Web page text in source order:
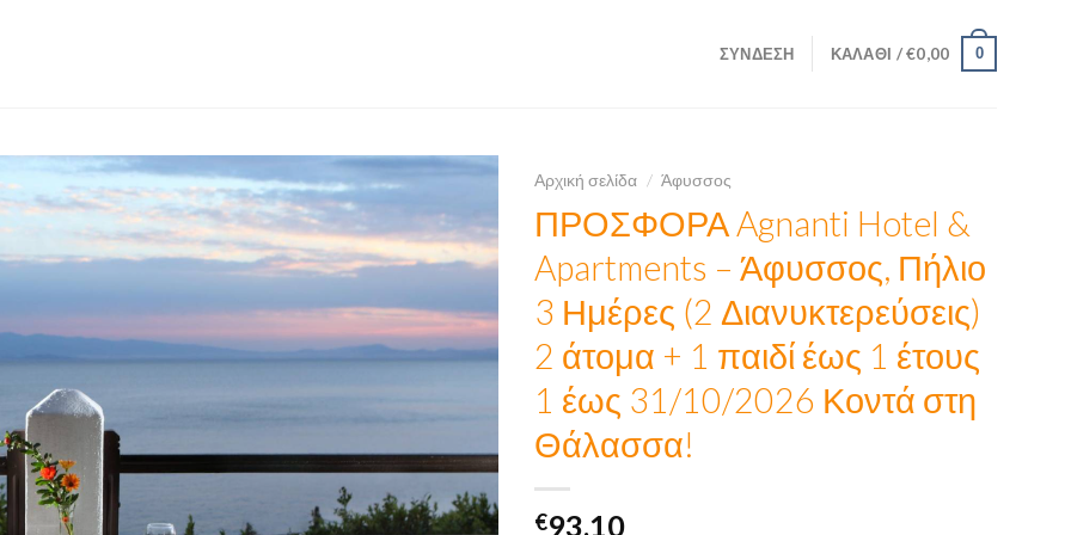
ΣΎΝΔΕΣΗ ΚΑΛΆΘΙ /€0,00 0
Αρχική σελίδα / Άφυσσος
ΠΡΟΣΦΟΡΑ Agnanti Hotel &
Apartments – Άφυσσος, Πήλιο
3 Ημέρες (2 Διανυκτερεύσεις)
2 άτομα + 1 παιδί έως 1 έτους
1 έως 31/10/2026 Κοντά στη
Θάλασσα!
€93,10